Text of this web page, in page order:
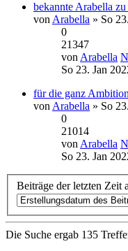
bekannte Arabella
von Arabella » So
0
21347
von Arabella
So 23. Jan
für die ganz
von Arabella » So
0
21014
von Arabella
So 23. Jan
Beiträge der letzten Zeit
Die Suche ergab 135